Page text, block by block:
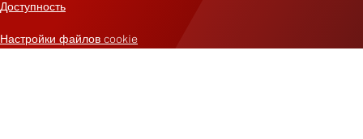
Доступность
Настройки файлов cookie